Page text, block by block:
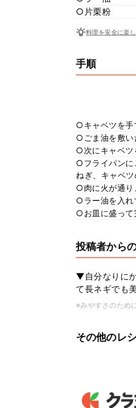
○片栗粉
料理を安全に楽
手順
○キャベツを手
○ごま油を敷い
○次にキャベツ
○フライパンに
ねぎ、キャベ
○肉に火が通り
○ラー油を入れ
○お皿に盛って
投稿者から
▼自分なりに
て長ネギでも
※みやすさのため
その他のレ